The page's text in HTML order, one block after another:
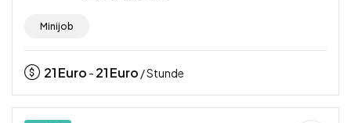
Minijob
21Euro - 21Euro / Stunde